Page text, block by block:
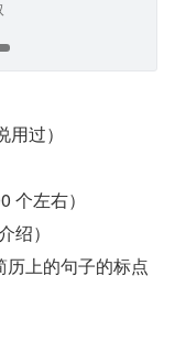
过）
个左右）
绍）
上的句子的标点